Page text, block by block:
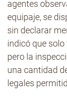
agentes
equipaje, se
sin declarar
indicó que
pero la
una cantidad
legales